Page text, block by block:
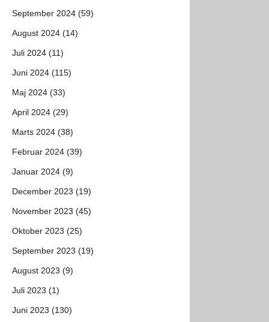
September 2024 (59)
August 2024 (14)
Juli 2024 (11)
Juni 2024 (115)
Maj 2024 (33)
April 2024 (29)
Marts 2024 (38)
Februar 2024 (39)
Januar 2024 (9)
December 2023 (19)
November 2023 (45)
Oktober 2023 (25)
September 2023 (19)
August 2023 (9)
Juli 2023 (1)
Juni 2023 (130)